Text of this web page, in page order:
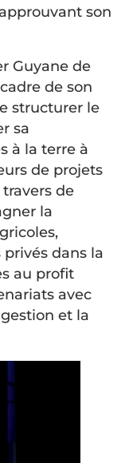
son
Guyane de
de son
structurer le
sa
à la terre à
de projets
de
la
dans la
au profit
avec
et la